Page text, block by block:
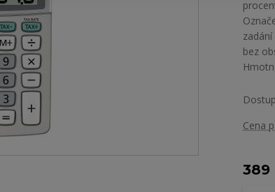
bez
Cena
389